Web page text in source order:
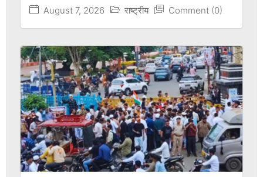
August 7, 2026 राष्ट्रीय Comment (0)